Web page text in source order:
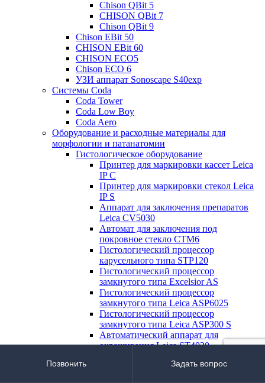
Chison QBit 5
CHISON QBit 7
Chison QBit 9
Chison EBit 50
CHISON EBit 60
CHISON ECO5
Chison ECO 6
УЗИ аппарат Sonoscape S40exp
Системы Coda
Coda Tower
Coda Low Boy
Coda Aero
Оборудование и расходные материалы для
морфологии и патанатомии
Гистологическое оборудование
Принтер для маркировки кассет Leica
IP C
Принтер для маркировки стекол Leica
IP S
Аппарат для заключения препаратов
Leica CV5030
Автомат для заключения под
покровное стекло CTM6
Гистологический процессор
карусельного типа STP120
Гистологический процессор
замкнутого типа Excelsior AS
Гистологический процессор
замкнутого типа Leica ASP6025
Гистологический процессор
замкнутого типа Leica ASP300 S
Автоматический аппарат для
окрашивания Leica ST4020
окрашивания Leica ST5010 XL
Позвонить Задать вопрос